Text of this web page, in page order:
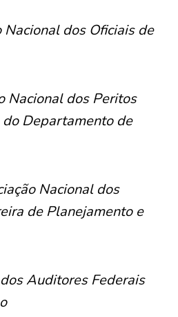
dos Oficiais de
Nacional dos Peritos
Departamento de
Nacional dos
de Planejamento e
Auditores Federais